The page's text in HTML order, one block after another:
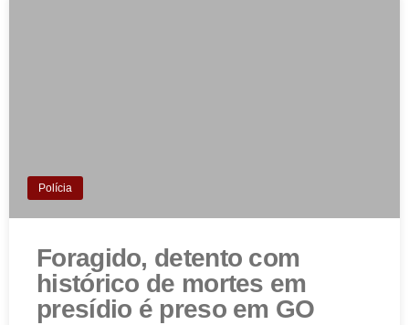
Polícia
Foragido, detento com
histórico de mortes em
presídio é preso em GO